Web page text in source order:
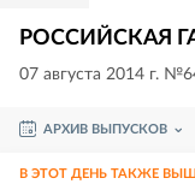
РОССИЙСКАЯ
07 августа 2014 г.
АРХИВ ВЫПУСКОВ
В ЭТОТ ДЕНЬ ТАКЖЕ